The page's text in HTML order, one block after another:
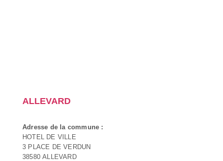
ALLEVARD
Adresse de la commune :
HOTEL DE VILLE
3 PLACE DE VERDUN
38580 ALLEVARD